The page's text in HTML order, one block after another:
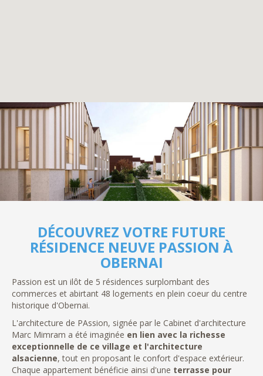
DÉCOUVREZ VOTRE FUTURE
RÉSIDENCE NEUVE PASSION À
OBERNAI
Passion est un ilôt de 5 résidences surplombant des
commerces et abirtant 48 logements en plein coeur du centre
historique d'Obernai.
L'architecture de PAssion, signée par le Cabinet d'architecture
Marc Mimram a été imaginée en lien avec la richesse
exceptionnelle de ce village et l'architecture
alsacienne, tout en proposant le confort d'espace extérieur.
Chaque appartement bénéficie ainsi d'une terrasse pour